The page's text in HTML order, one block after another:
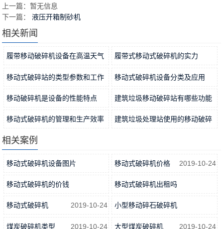
上一篇：暂无信息
下一篇：液压开箱制砂机
相关新闻
履带移动破碎机设备在高温天气
使用时应注意什么？ 2022-09-29
履带式移动式破碎机的实力
2022-09-27
移动式破碎站的类型参数和工作
优势 2022-09-25
移动式破碎机设备分类及应用
2022-09-23
移动破碎机是设备的性能特点
2022-09-18
建筑垃圾移动破碎站有哪些功能
优势？ 2022-09-16
移动式破碎机的管理和生产效率 建筑垃圾处理站使用的移动破碎
相关案例
移动式破碎机设备图片 移动式破碎机价格 2019-10-24
移动式破碎机的价钱
2019-10-24
移动式破碎机出租吗
移动式破碎机 2019-10-24 小型移动碎石破碎机
2019-10-24
煤炭破碎机类型 2019-10-24 大型煤炭破碎机 2019-10-24